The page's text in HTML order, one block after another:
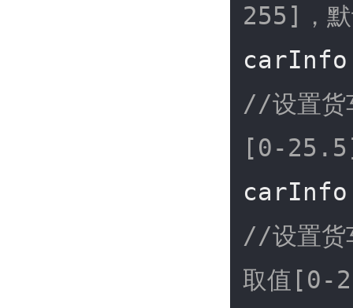
255]，
//设置货
[0-
//设置货
取值[0-